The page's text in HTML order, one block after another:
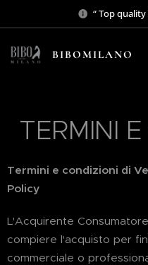
“ Top
BIBOMILANO
TERMINI
Termini e condizioni di
Policy
L'Acquirente
compiere l'acquisto per
commerciale o